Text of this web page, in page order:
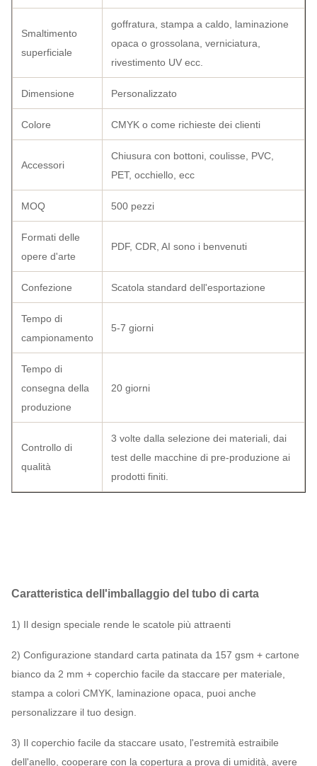
Smaltimento
superficiale
goffratura, stampa a caldo, laminazione
opaca o grossolana, verniciatura,
rivestimento UV ecc.
Dimensione Personalizzato
Colore CMYK o come richieste dei clienti
Accessori
Chiusura con bottoni, coulisse, PVC,
PET, occhiello, ecc
MOQ 500 pezzi
Formati delle
opere d'arte
PDF, CDR, AI sono i benvenuti
Confezione Scatola standard dell'esportazione
Tempo di
campionamento
5-7 giorni
Tempo di
consegna della
produzione
20 giorni
Controllo di
qualità
3 volte dalla selezione dei materiali, dai
test delle macchine di pre-produzione ai
prodotti finiti.
Caratteristica dell'imballaggio del tubo di carta
1) Il design speciale rende le scatole più attraenti
2) Configurazione standard carta patinata da 157 gsm + cartone
bianco da 2 mm + coperchio facile da staccare per materiale,
stampa a colori CMYK, laminazione opaca, puoi anche
personalizzare il tuo design.
3) Il coperchio facile da staccare usato, l'estremità estraibile
dell'anello, cooperare con la copertura a prova di umidità, avere